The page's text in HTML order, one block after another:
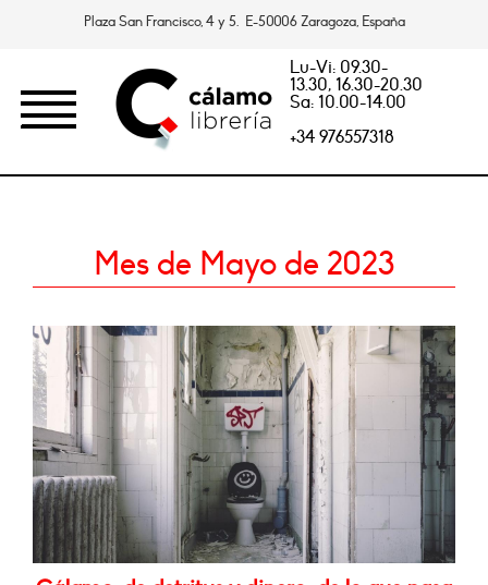
Plaza San Francisco, 4 y 5. E-50006 Zaragoza, España
Lu-Vi: 09.30-
13.30, 16.30-20.30
Sa: 10.00-14.00
+34 976557318
Mes de Mayo de 2023